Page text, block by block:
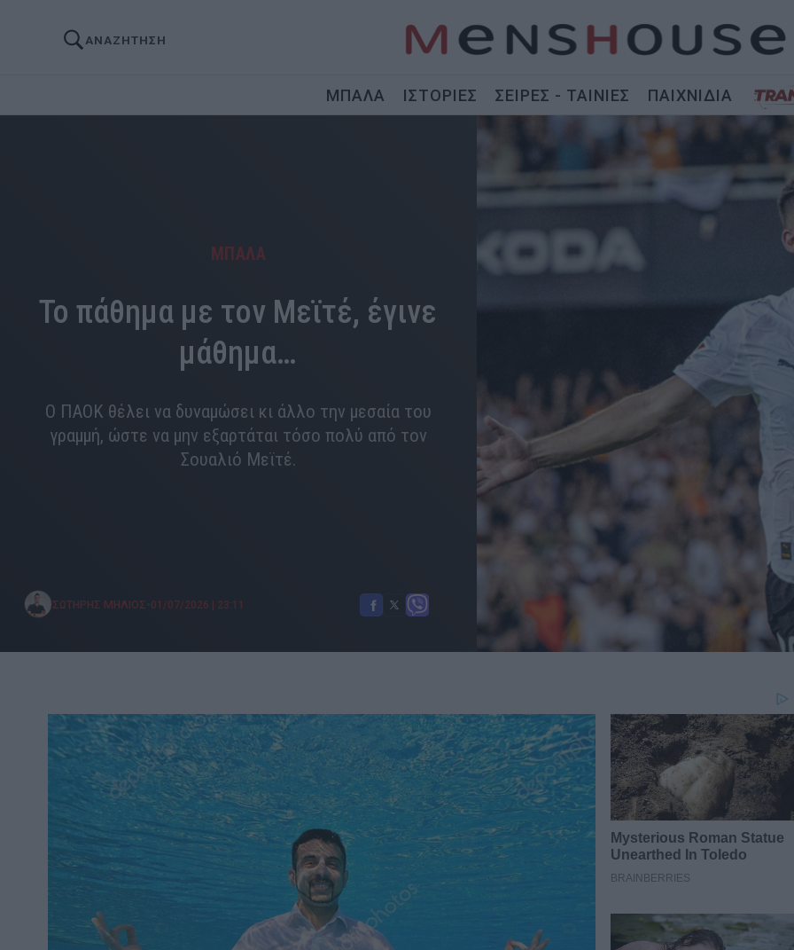
ΑΝΑΖΗΤΗΣΗ
ΜΠΑΛΑ ΙΣΤΟΡΙΕΣ ΣΕΙΡΕΣ - ΤΑΙΝΙΕΣ ΠΑΙΧΝΙΔΙΑ
ΜΠΑΛΑ
Το πάθημα με τον Μεϊτέ, έγινε
μάθημα…
Ο ΠΑΟΚ θέλει να δυναμώσει κι άλλο την μεσαία του
γραμμή, ώστε να μην εξαρτάται τόσο πολύ από τον
Σουαλιό Μεϊτέ.
ΣΩΤΗΡΗΣ ΜΗΛΙΟΣ 01/07/2026 | 23:11